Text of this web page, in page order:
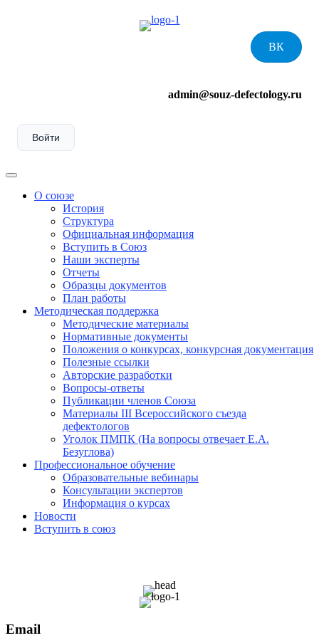
ВК
admin@souz-defectology.ru
Войти
Menu
О союзе
История
Структура
Официальная информация
Вступить в Союз
Наши эксперты
Отчеты
Образцы документов
План работы
Методическая поддержка
Методические материалы
Нормативные документы
Положения о конкурсах, конкурсная документация
Полезные ссылки
Авторские разработки
Вопросы-ответы
Публикации членов Союза
Материалы III Всероссийского съезда
дефектологов
Уголок ПМПК (На вопросы отвечает Е.А.
Безуглова)
Профессиональное обучение
Образовательные вебинары
Консультации экспертов
Информация о курсах
Новости
Вступить в союз
Email